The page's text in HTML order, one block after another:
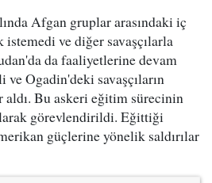
Afgan gruplar arasındaki iç
ve diğer savaşçılarla
da faaliyetlerine devam
Ogadin'deki savaşçıların
Bu askeri eğitim sürecinin
görevlendirildi. Eğittiği
güçlerine yönelik saldırılar